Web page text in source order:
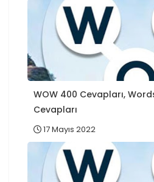
WOW 400 Cevapları,
Cevapları
17 Mayıs 2022